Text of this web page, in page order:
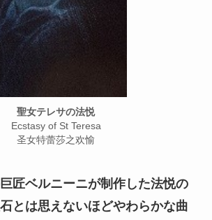
聖女テレサの法悦
Ecstasy of St Teresa
圣女特蕾莎之欢愉
匠ベルニーニが制作した法悦の
とは思えないほどやわらかな曲